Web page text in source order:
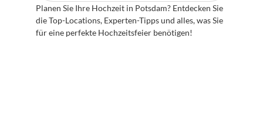
Planen Sie Ihre Hochzeit in Potsdam? Entdecken Sie
die Top-Locations, Experten-Tipps und alles, was Sie
für eine perfekte Hochzeitsfeier benötigen!